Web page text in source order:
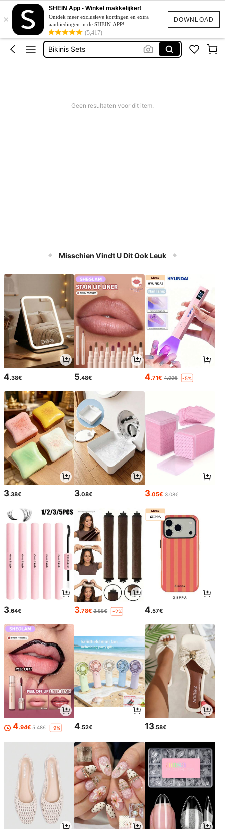
DOWNLOAD
×
SHEIN App - Winkel makkelijker!
Ontdek meer exclusieve kortingen en extra
aanbiedingen in de SHEIN APP!
(5,417)
Bikini
Festival Outfits Women
Jurk
Bikinis Sets
Geen resultaten voor dit item.
Misschien Vindt U Dit Ook Leuk
4.38€ 5.48€ 4.71€ 4.99€ -5%
3.38€ 3.08€ 3.05€ 3.08€
3.64€ 3.78€ 3.88€ -2% 4.57€
4.94€ 5.48€ -9% 4.52€ 13.58€